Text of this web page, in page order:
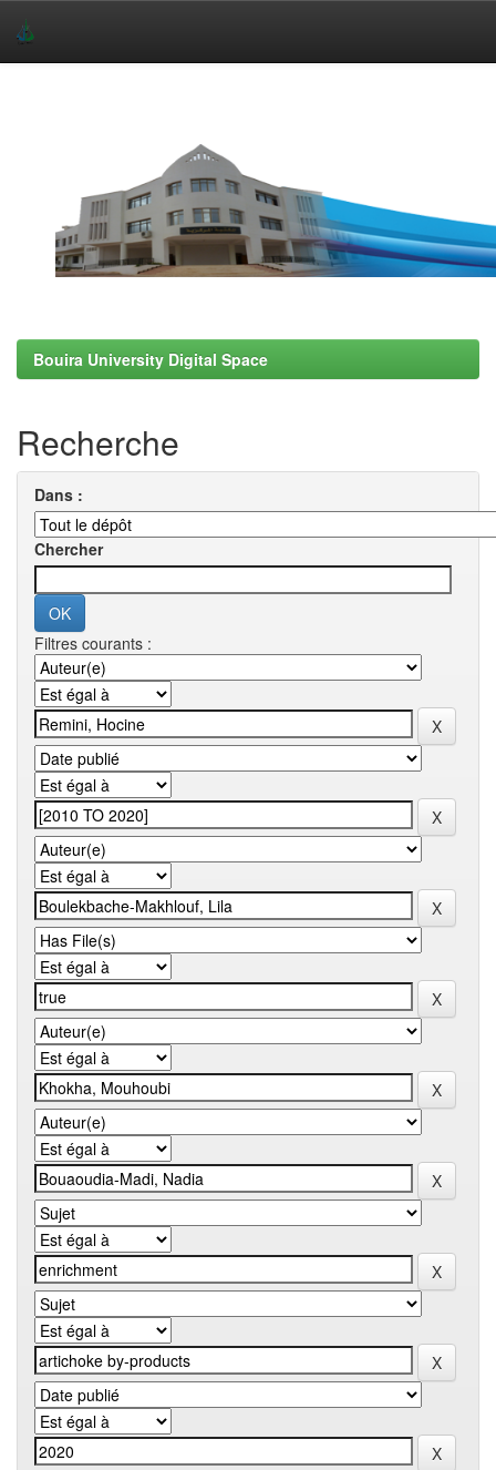
Bouira University Digital Space
Recherche
Dans :
Chercher
Filtres courants :